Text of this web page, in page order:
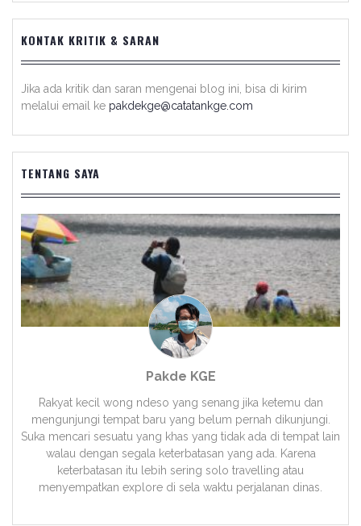
KONTAK KRITIK & SARAN
Jika ada kritik dan saran mengenai blog ini, bisa di kirim
melalui email ke pakdekge@catatankge.com
TENTANG SAYA
Pakde KGE
Rakyat kecil wong ndeso yang senang jika ketemu dan
mengunjungi tempat baru yang belum pernah dikunjungi.
Suka mencari sesuatu yang khas yang tidak ada di tempat lain
walau dengan segala keterbatasan yang ada. Karena
keterbatasan itu lebih sering solo travelling atau
menyempatkan explore di sela waktu perjalanan dinas.